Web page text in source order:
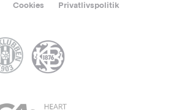
Cookies Privatlivspolitik